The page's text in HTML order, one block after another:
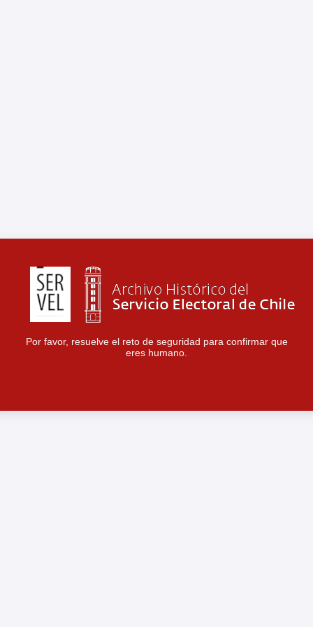
Por favor, resuelve el reto de seguridad para confirmar que
eres humano.